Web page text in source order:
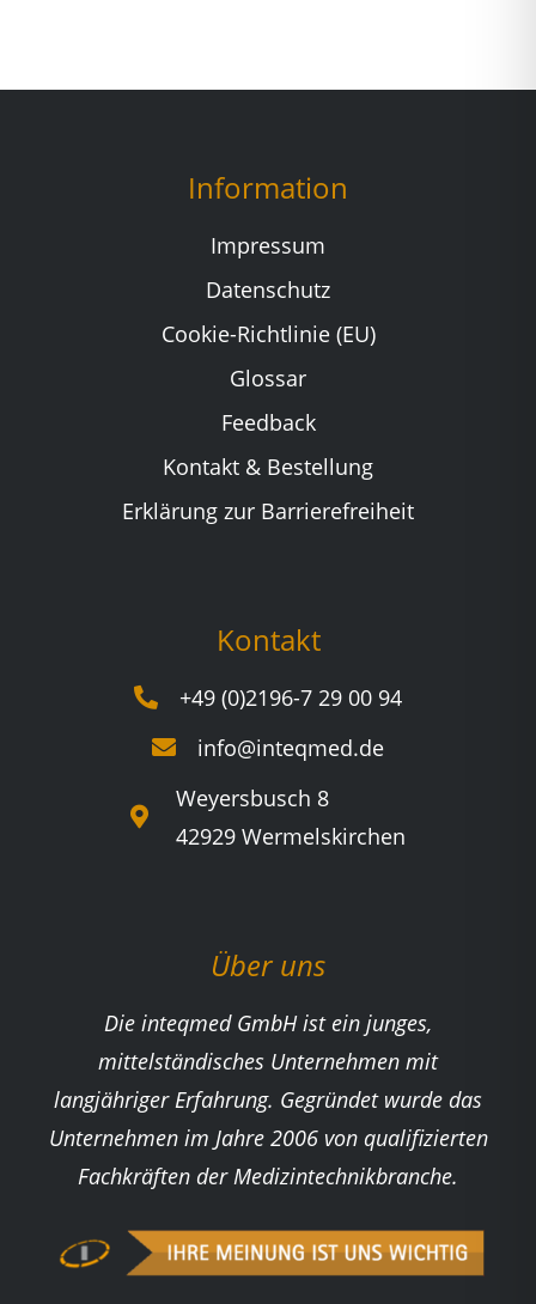
Information
Impressum
Datenschutz
Cookie-Richtlinie (EU)
Glossar
Feedback
Kontakt & Bestellung
Erklärung zur Barrierefreiheit
Kontakt
+49 (0)2196-7 29 00 94
info@inteqmed.de
Weyersbusch 8
42929 Wermelskirchen
Über uns
Die inteqmed GmbH ist ein junges,
mittelständisches Unternehmen mit
langjähriger Erfahrung. Gegründet wurde das
Unternehmen im Jahre 2006 von qualifizierten
Fachkräften der Medizintechnikbranche.